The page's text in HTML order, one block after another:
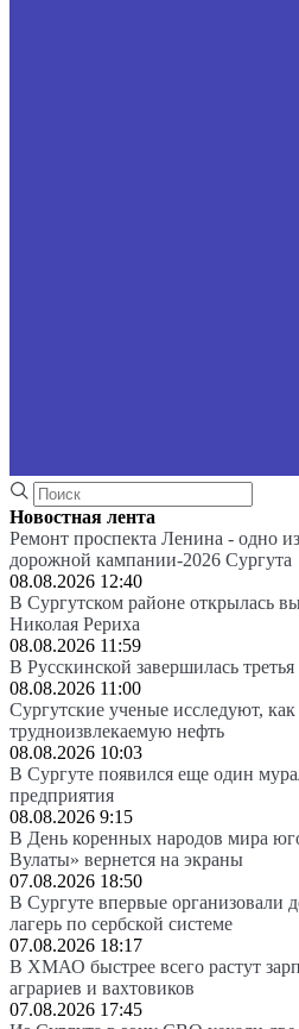
Новостная лента
Ремонт проспекта Ленина - одно
дорожной кампании-2026 Сургута
08.08.2026 12:40
В Сургутском районе открылась
Николая Рериха
08.08.2026 11:59
В Русскинской завершилась
08.08.2026 11:00
Сургутские ученые исследуют,
трудноизвлекаемую нефть
08.08.2026 10:03
В Сургуте появился еще один
предприятия
08.08.2026 9:15
В День коренных народов мира
Вулаты» вернется на экраны
07.08.2026 18:50
В Сургуте впервые организовали
лагерь по сербской системе
07.08.2026 18:17
В ХМАО быстрее всего растут
аграриев и вахтовиков
07.08.2026 17:45